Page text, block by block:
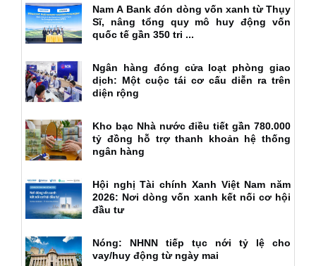
Nam A Bank đón dòng vốn xanh từ Thụy
Sĩ, nâng tổng quy mô huy động vốn
quốc tế gần 350 tri ...
Ngân hàng đóng cửa loạt phòng giao
dịch: Một cuộc tái cơ cấu diễn ra trên
diện rộng
Kho bạc Nhà nước điều tiết gần 780.000
tỷ đồng hỗ trợ thanh khoản hệ thống
ngân hàng
Hội nghị Tài chính Xanh Việt Nam năm
2026: Nơi dòng vốn xanh kết nối cơ hội
đầu tư
Nóng: NHNN tiếp tục nới tỷ lệ cho
vay/huy động từ ngày mai